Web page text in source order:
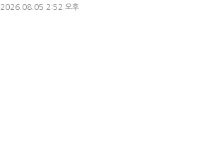
2026.08.05 2:52 오후